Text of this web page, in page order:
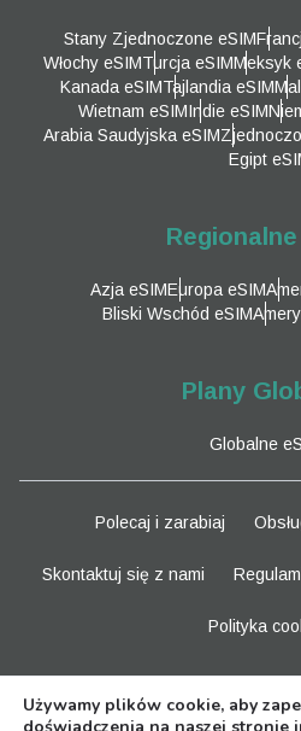
Stany Zjednoczone eSIM
Włochy eSIMTurcja eSIMMeksyk
Kanada eSIMTajlandia eSIM
Wietnam eSIMIndie eSIM
Arabia Saudyjska eSIM
Egipt
Regionalne
Azja eSIMEuropa eSIM
Bliski Wschód eSIM
Plany
Globalne
Polecaj i zarabiaj
Skontaktuj się z nami
Polityka
Używamy plików cookie, aby